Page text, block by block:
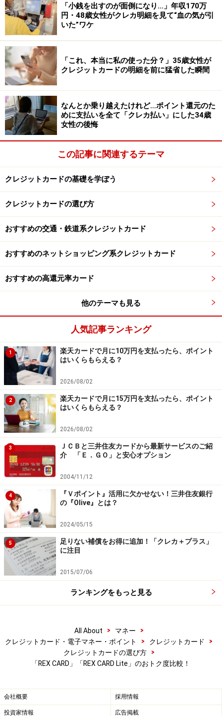
したがって、年間50万円以上利用する場合はREX CARD
を、年間10～50万円利用する場合はREX CARD Liteを、
それ未満の場合は、年会費が無料で還元率1％以上のカ
ードが良いでしょう。「
カードランキングTOP5」としてまとめていますので参
考にして下さい。
※記事内容は執筆時点のものです。最新の内容をご確認くださ
い。
本記事の内容は一般的な情報提供を目的としており、特定の金融
商品や投資行動を推奨するものではありません。
投資や資産運用に関する最終的なご判断はご自身の責任において
行ってください。
掲載情報の正確性・完全性については十分に配慮しております
が、その内容を保証するものではなく、これに基づく損失・損害
などについて当社は一切の責任を負いません。
最新の情報や詳細については、必ず各金融機関やサービス提供者
の公式情報をご確認ください。
【編集部からのお知らせ】
・「家計」について、アンケート（2026/8/31まで）を実施
中です！
※抽選で20名にAmazonギフト券1000円分プレゼント
※謝礼付きの限定アンケートやモニター企画に参加が可能に
なります
「小銭を出すのが面倒になり…」年収170万
円・48歳女性がクレカ明細を見て“血の気が引
いた”ワケ
「これ、本当に私の使った分？」35歳女性が
クレジットカードの明細を前に猛省した瞬間
なんとか乗り越えたけれど…ポイント還元のた
めに支払いを全て「クレカ払い」にした34歳
女性の後悔
この記事に関連するテーマ
クレジットカードの基礎を学ぼう
クレジットカードの選び方
おすすめの交通・鉄道系クレジットカード
おすすめのネットショッピング系クレジットカード
おすすめの高還元率カード
他のテーマも見る
人気記事ランキング
1
楽天カードで月に10万円を支払ったら、ポイント
はいくらもらえる？
2026/08/02
2
楽天カードで月に15万円を支払ったら、ポイント
はいくらもらえる？
2026/08/02
3
ＪＣＢと三井住友カードから最新サービスのご紹
介 「Ｅ．ＧＯ」と安心オプション
2004/11/12
4
『Ｖポイント』活用に欠かせない！三井住友銀行
の『Olive』とは？
2024/05/15
5
足りない補償をお得に追加！「クレカ＋プラス」
に注目
2015/07/06
ランキングをもっと見る
All About > マネー
>
クレジットカード・電子マネー・ポイント
> クレジットカード
>
クレジットカードの選び方
>
「REX CARD」「REX CARD Lite」のおトク度比較！
会社概要 採用情報
投資家情報 広告掲載